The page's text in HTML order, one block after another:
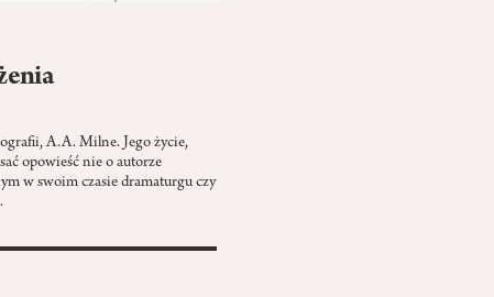
A.A. Milne. Jego życie,
opowieść nie o autorze
w swoim czasie dramaturgu czy